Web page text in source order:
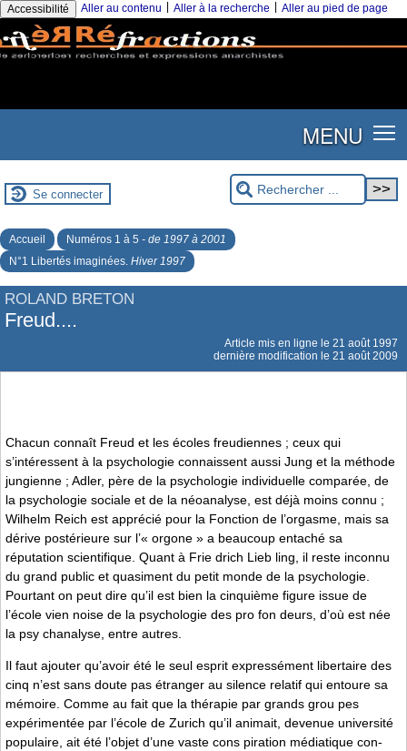
Accessibilité Aller au contenu Aller à la recherche Aller au pied de page
MENU
Se connecter
Accueil Numéros 1 à 5 - de 1997 à 2001
N°1 Libertés imaginées. Hiver 1997
ROLAND BRETON
Freud....
Article mis en ligne le 21 août 1997
dernière modification le 21 août 2009
Chacun connaît Freud et les écoles freudiennes ; ceux qui
s’intéressent à la psychologie connaissent aussi Jung et la méthode
jungienne ; Adler, père de la psychologie individuelle comparée, de
la psychologie sociale et de la néoanalyse, est déjà moins connu ;
Wilhelm Reich est apprécié pour la Fonction de l’orgasme, mais sa
dérive postérieure sur l’« orgone » a beaucoup entaché sa
réputation scientifique. Quant à Frie­ drich Lieb­ ling, il reste inconnu
du grand public et quasiment du petit monde de la psychologie.
Pourtant on peut dire qu’il est bien la cinquième figure issue de
l’école vien­ noise de la psychologie des pro­ fon­ deurs, d’où est née
la psy­ chanalyse, entre autres.
Il faut ajouter qu’avoir été le seul esprit expressément libertaire des
cinq n’est sans doute pas étranger au silence relatif qui entoure sa
mémoire. Comme au fait que la thérapie par grands grou­ pes
expérimentée par l’école de Zurich qu’il animait, devenue université
populaire, ait été l’objet d’une vaste cons­ piration médiatique con­